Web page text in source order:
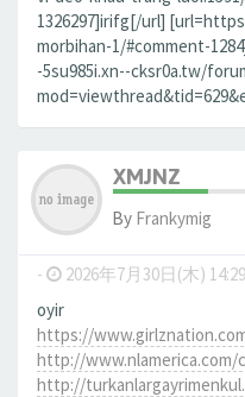
1326297]irifg[/url]
morbihan-1/#comment-
-5su985i.xn--cksr0a.tw/
XMJNZ
By Frankymig
- 2026年7月30日(木) 14:29
oyir
https://
http://
http://